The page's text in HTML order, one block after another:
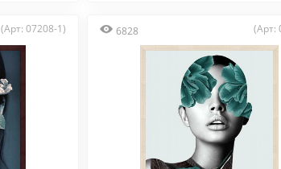
(Арт: 07208-1) 6828 (Арт: